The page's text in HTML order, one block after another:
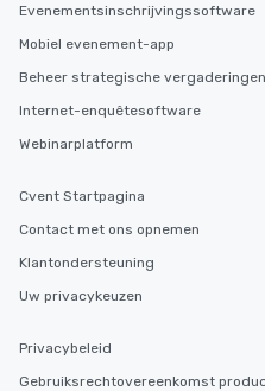
Evenementsinschrijvingssoftware
Mobiel evenement-app
Beheer strategische vergaderingen
Internet-enquêtesoftware
Webinarplatform
Cvent Startpagina
Contact met ons opnemen
Klantondersteuning
Uw privacykeuzen
Privacybeleid
Gebruiksrechtovereenkomst